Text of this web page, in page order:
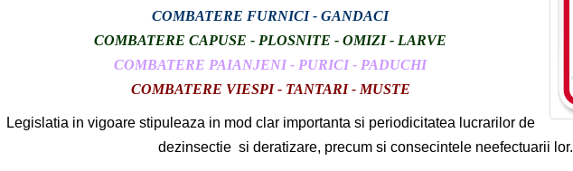
COMBATERE FURNICI - GANDACI
COMBATERE CAPUSE - PLOSNITE - OMIZI - LARVE
COMBATERE PAIANJENI - PURICI - PADUCHI
COMBATERE VIESPI - TANTARI - MUSTE
Legislatia in vigoare stipuleaza in mod clar importanta si periodicitatea lucrarilor de
dezinsectie si deratizare, precum si consecintele neefectuarii lor.